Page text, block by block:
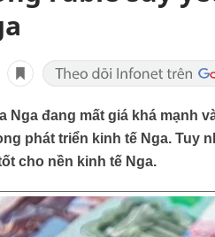
Nga đang mất giá khá mạnh
phát triển kinh tế Nga. Tuy
cho nền kinh tế Nga.